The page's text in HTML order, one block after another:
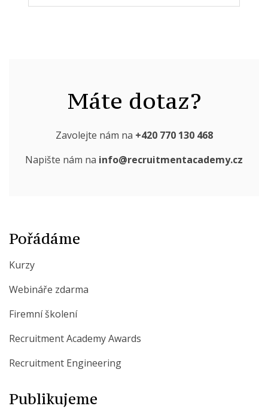
Máte dotaz?
Zavolejte nám na +420 770 130 468
Napište nám na info@recruitmentacademy.cz
Pořádáme
Kurzy
Webináře zdarma
Firemní školení
Recruitment Academy Awards
Recruitment Engineering
Publikujeme